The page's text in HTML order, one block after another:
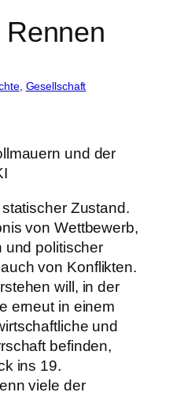
, Gesellschaft
und der
Zustand.
von Wettbewerb,
und politischer
von Konflikten.
will, in der
erneut in einem
und
befinden,
ins 19.
viele der